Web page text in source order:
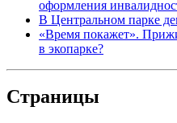
оформления
В Центральном парке
«Время покажет».
в экопарке?
Страницы